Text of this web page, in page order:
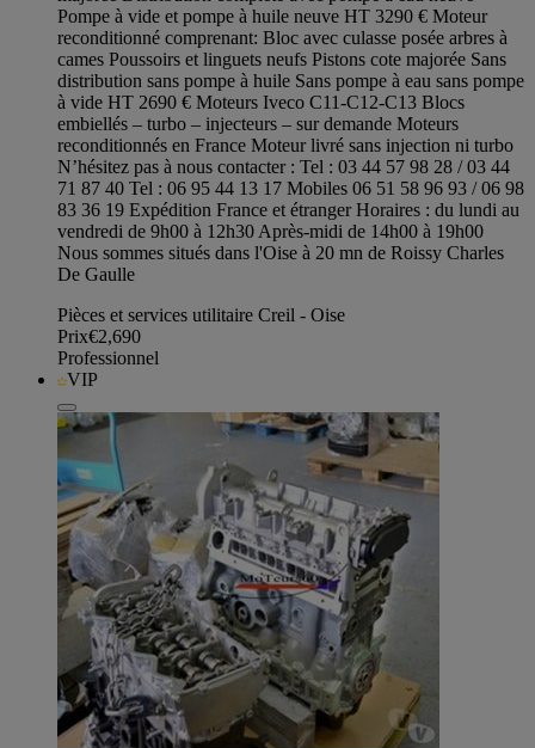
Pompe à vide et pompe à huile neuve HT 3290 € Moteur
reconditionné comprenant: Bloc avec culasse posée arbres à
cames Poussoirs et linguets neufs Pistons cote majorée Sans
distribution sans pompe à huile Sans pompe à eau sans pompe
à vide HT 2690 € Moteurs Iveco C11-C12-C13 Blocs
embiellés – turbo – injecteurs – sur demande Moteurs
reconditionnés en France Moteur livré sans injection ni turbo
N’hésitez pas à nous contacter : Tel : 03 44 57 98 28 / 03 44
71 87 40 Tel : 06 95 44 13 17 Mobiles 06 51 58 96 93 / 06 98
83 36 19 Expédition France et étranger Horaires : du lundi au
vendredi de 9h00 à 12h30 Après-midi de 14h00 à 19h00
Nous sommes situés dans l'Oise à 20 mn de Roissy Charles
De Gaulle
Pièces et services utilitaire Creil - Oise
Prix€2,690
Professionnel
VIP